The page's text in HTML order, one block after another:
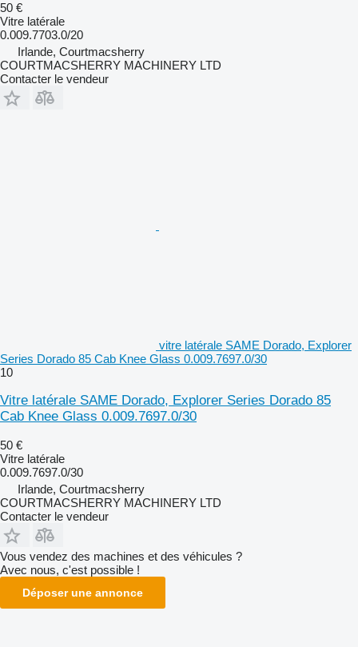
50 €
Vitre latérale
0.009.7703.0/20
Irlande, Courtmacsherry
COURTMACSHERRY MACHINERY LTD
Contacter le vendeur
vitre latérale SAME Dorado, Explorer
Series Dorado 85 Cab Knee Glass 0.009.7697.0/30
10
Vitre latérale SAME Dorado, Explorer Series Dorado 85
Cab Knee Glass 0.009.7697.0/30
50 €
Vitre latérale
0.009.7697.0/30
Irlande, Courtmacsherry
COURTMACSHERRY MACHINERY LTD
Contacter le vendeur
Vous vendez des machines et des véhicules ?
Avec nous, c'est possible !
Déposer une annonce